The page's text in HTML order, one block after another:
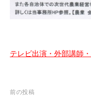
テレビ出演・外部講師
投
前の投稿